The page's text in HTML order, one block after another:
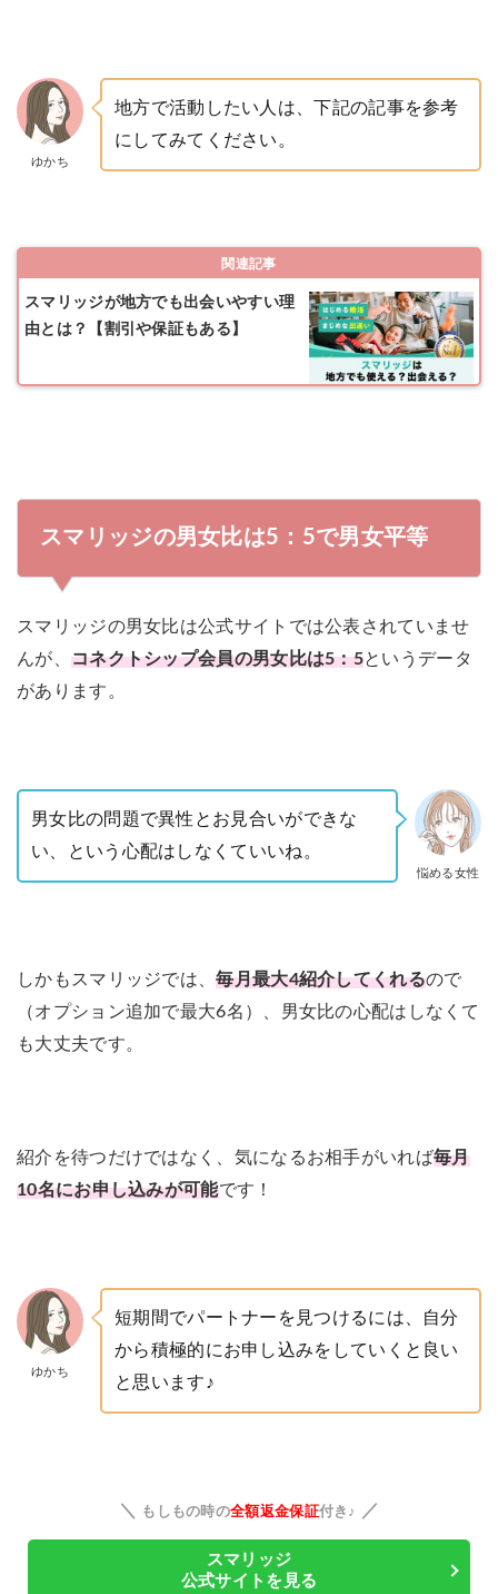
ゆかち
地方で活動したい人は、下記の記事を参考
にしてみてください。
関連記事
スマリッジが地方でも出会いやすい理
由とは？【割引や保証もある】
スマリッジの男女比は5：5で男女平等
スマリッジの男女比は公式サイトでは公表されていませ
んが、 コネクトシップ会員の男女比は5：5というデータ
があります。
悩める女性
男女比の問題で異性とお見合いができな
い、という心配はしなくていいね。
しかもスマリッジでは、毎月最大4紹介してくれるので
（オプション追加で最大6名）、男女比の心配はしなくて
も大丈夫です。
紹介を待つだけではなく、気になるお相手がいれば毎月
10名にお申し込みが可能です！
ゆかち
短期間でパートナーを見つけるには、自分
から積極的にお申し込みをしていくと良い
と思います♪
＼ もしもの時の全額返金保証付き♪ ／
スマリッジ
公式サイトを見る